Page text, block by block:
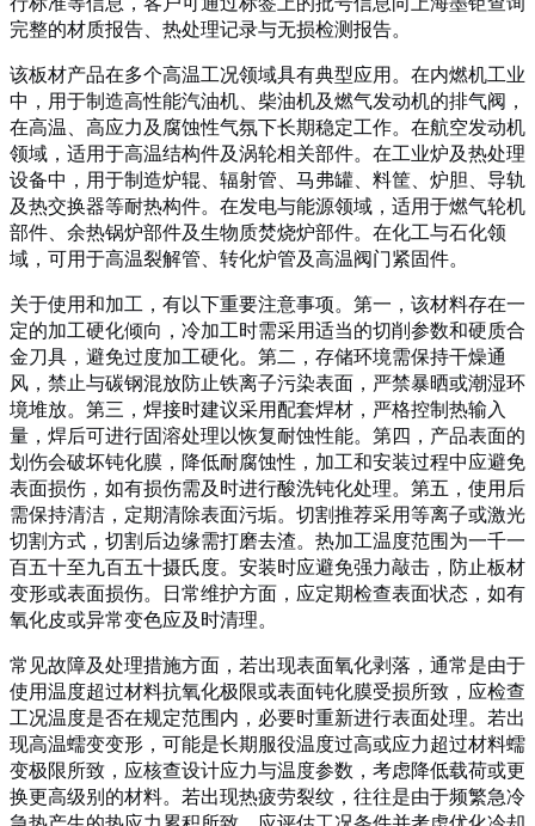
完整的材质报告、热处理记录与无损检测报告。
该板材产品在多个高温工况领域具有典型应用。在内燃机工业
中，用于制造高性能汽油机、柴油机及燃气发动机的排气阀，
在高温、高应力及腐蚀性气氛下长期稳定工作。在航空发动机
领域，适用于高温结构件及涡轮相关部件。在工业炉及热处理
设备中，用于制造炉辊、辐射管、马弗罐、料筐、炉胆、导轨
及热交换器等耐热构件。在发电与能源领域，适用于燃气轮机
部件、余热锅炉部件及生物质焚烧炉部件。在化工与石化领
域，可用于高温裂解管、转化炉管及高温阀门紧固件。
关于使用和加工，有以下重要注意事项。第一，该材料存在一
定的加工硬化倾向，冷加工时需采用适当的切削参数和硬质合
金刀具，避免过度加工硬化。第二，存储环境需保持干燥通
风，禁止与碳钢混放防止铁离子污染表面，严禁暴晒或潮湿环
境堆放。第三，焊接时建议采用配套焊材，严格控制热输入
量，焊后可进行固溶处理以恢复耐蚀性能。第四，产品表面的
划伤会破坏钝化膜，降低耐腐蚀性，加工和安装过程中应避免
表面损伤，如有损伤需及时进行酸洗钝化处理。第五，使用后
需保持清洁，定期清除表面污垢。切割推荐采用等离子或激光
切割方式，切割后边缘需打磨去渣。热加工温度范围为一千一
百五十至九百五十摄氏度。安装时应避免强力敲击，防止板材
变形或表面损伤。日常维护方面，应定期检查表面状态，如有
氧化皮或异常变色应及时清理。
常见故障及处理措施方面，若出现表面氧化剥落，通常是由于
使用温度超过材料抗氧化极限或表面钝化膜受损所致，应检查
工况温度是否在规定范围内，必要时重新进行表面处理。若出
现高温蠕变变形，可能是长期服役温度过高或应力超过材料蠕
变极限所致，应核查设计应力与温度参数，考虑降低载荷或更
换更高级别的材料。若出现热疲劳裂纹，往往是由于频繁急冷